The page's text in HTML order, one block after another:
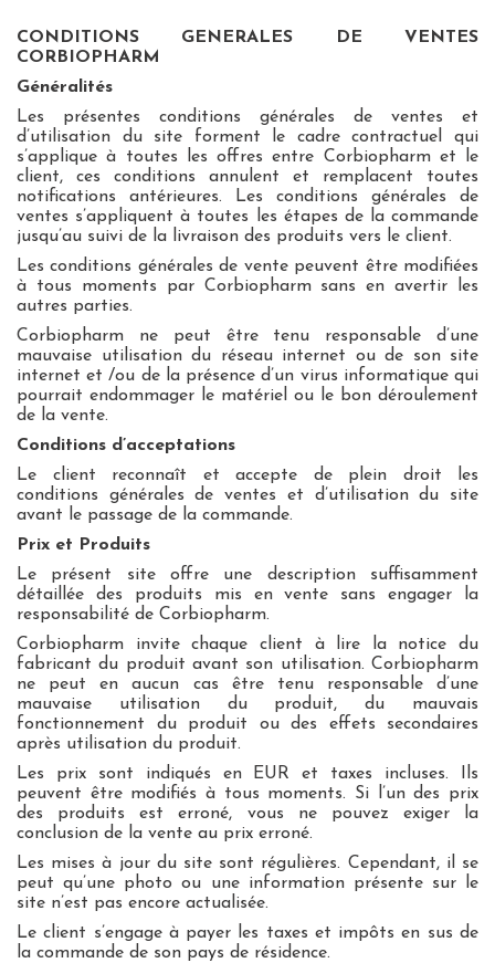
CONDITIONS GENERALES DE VENTES
CORBIOPHARM
Généralités
Les présentes conditions générales de ventes et
d’utilisation du site forment le cadre contractuel qui
s’applique à toutes les offres entre Corbiopharm et le
client, ces conditions annulent et remplacent toutes
notifications antérieures. Les conditions générales de
ventes s’appliquent à toutes les étapes de la commande
jusqu’au suivi de la livraison des produits vers le client.
Les conditions générales de vente peuvent être modifiées
à tous moments par Corbiopharm sans en avertir les
autres parties.
Corbiopharm ne peut être tenu responsable d’une
mauvaise utilisation du réseau internet ou de son site
internet et /ou de la présence d’un virus informatique qui
pourrait endommager le matériel ou le bon déroulement
de la vente.
Conditions d’acceptations
Le client reconnaît et accepte de plein droit les
conditions générales de ventes et d’utilisation du site
avant le passage de la commande.
Prix et Produits
Le présent site offre une description suffisamment
détaillée des produits mis en vente sans engager la
responsabilité de Corbiopharm.
Corbiopharm invite chaque client à lire la notice du
fabricant du produit avant son utilisation. Corbiopharm
ne peut en aucun cas être tenu responsable d’une
mauvaise utilisation du produit, du mauvais
fonctionnement du produit ou des effets secondaires
après utilisation du produit.
Les prix sont indiqués en EUR et taxes incluses. Ils
peuvent être modifiés à tous moments. Si l’un des prix
des produits est erroné, vous ne pouvez exiger la
conclusion de la vente au prix erroné.
Les mises à jour du site sont régulières. Cependant, il se
peut qu’une photo ou une information présente sur le
site n’est pas encore actualisée.
Le client s’engage à payer les taxes et impôts en sus de
la commande de son pays de résidence.